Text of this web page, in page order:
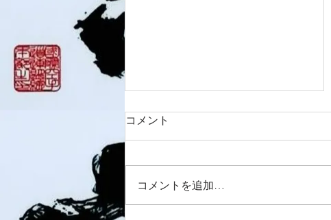
8/7 須磨南道場
コメント
コメントを追加…